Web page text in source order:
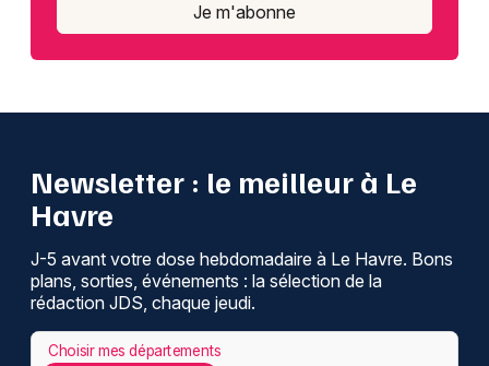
Je m'abonne
Newsletter : le meilleur à Le
Havre
J-5 avant votre dose hebdomadaire à Le Havre. Bons
plans, sorties, événements : la sélection de la
rédaction JDS, chaque jeudi.
Choisir mes départements